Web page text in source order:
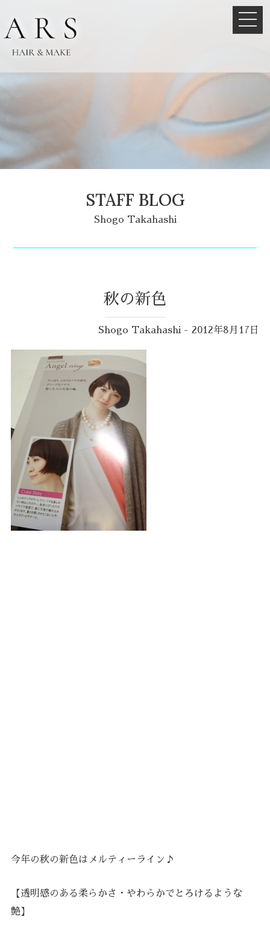
STAFF BLOG
Shogo Takahashi
秋の新色
Shogo Takahashi - 2012年8月17日
今年の秋の新色はメルティーライン♪
【透明感のある柔らかさ・やわらかでとろけるような
艶】